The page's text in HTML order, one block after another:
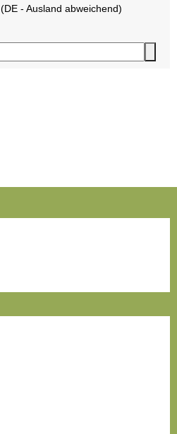
(DE - Ausland abweichend)